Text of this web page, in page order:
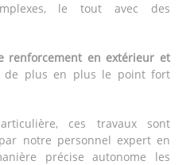
le tout avec des
renforcement en extérieur et
de plus en plus le point fort
ces travaux sont
notre personnel expert en
précise autonome les